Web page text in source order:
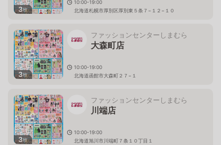
3枚
10:00-19:00
北海道札幌市厚別区厚別東５条７−１２−１０
3枚
ファッションセンターしまむら
大森町店
10:00-19:00
北海道函館市大森町２７−１
3枚
ファッションセンターしまむら
川端店
10:00-19:00
北海道旭川市川端町７条１０丁目１